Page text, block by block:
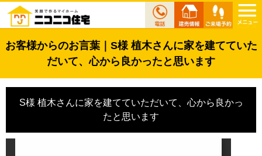
お客様からのお言葉｜S様 植木さんに家を建てていた
だいて、心から良かったと思います
S様 植木さんに家を建てていただいて、心から良かっ
たと思います